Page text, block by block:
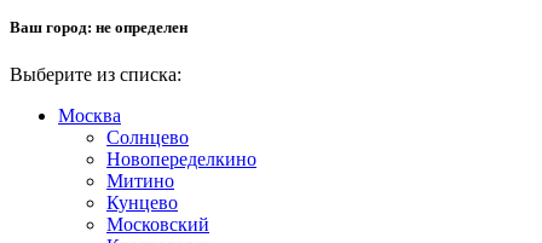
Ваш город: не определен
Выберите из списка:
Москва
Солнцево
Новопеределкино
Митино
Кунцево
Московский